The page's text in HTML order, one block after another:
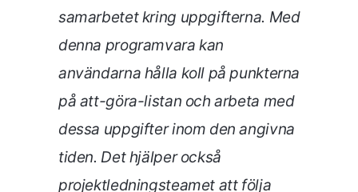
samarbetet kring uppgifterna. Med
denna programvara kan
användarna hålla koll på punkterna
på att-göra-listan och arbeta med
dessa uppgifter inom den angivna
tiden. Det hjälper också
projektledningsteamet att följa